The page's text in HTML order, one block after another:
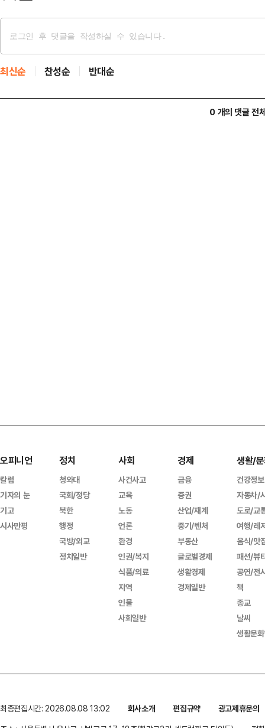
최신순 찬성순 반대순
0 개의 댓글 전
오피니언
칼럼
기자의 눈
기고
시사만평
정치
청와대
국회/정당
북한
행정
국방/외교
정치일반
사회
사건사고
교육
노동
언론
환경
인권/복지
식품/의료
지역
인물
사회일반
경제
금융
증권
산업/재계
중기/벤처
부동산
글로벌경제
생활경제
경제일반
생활/
건강정보
자동차/
도로/교
여행/레
음식/맛
패션/뷰
공연/전
책
종교
날씨
생활문
최종편집시간: 2026.08.08 13:02 회사소개 편집규약
광고제휴문의